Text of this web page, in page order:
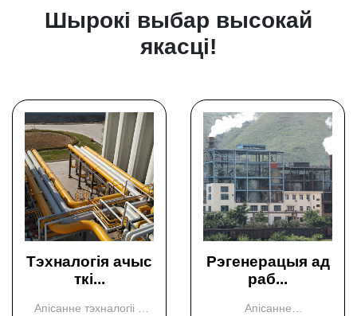
Шырокі выбар высокай
якасці!
Тэхналогія ачыс
ткі...
Апісанне тэхналогіі У
Рэгенерацыя ад
раб...
Апісанне